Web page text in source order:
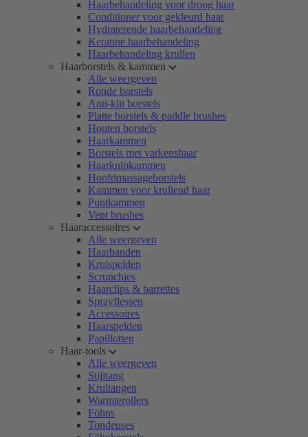
Haarbehandeling voor droog haar
Conditioner voor gekleurd haar
Hydraterende haarbehandeling
Keratine haarbehandeling
Haarbehandeling krullen
Haarborstels & kammen
Alle weergeven
Ronde borstels
Anti-klit borstels
Platte borstels & paddle brushes
Houten borstels
Haarkammen
Borstels met varkenshaar
Haarknipkammen
Hoofdmassageborstels
Kammen voor krullend haar
Puntkammen
Vent brushes
Haaraccessoires
Alle weergeven
Haarbanden
Krulspelden
Scrunchies
Haarclips & barrettes
Sprayflessen
Accessoires
Haarspelden
Papillotten
Haar-tools
Alle weergeven
Stijltang
Krultangen
Warmterollers
Föhns
Tondeuses